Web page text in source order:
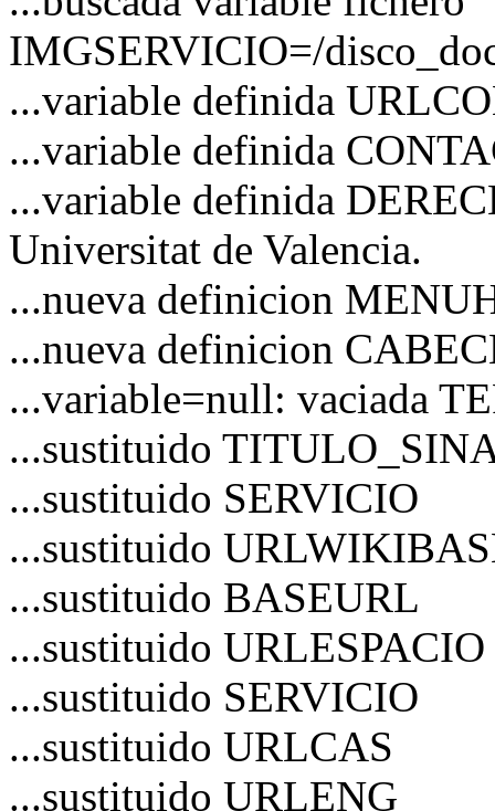
IMGSERVICIO=/
...variable definida
...variable definida
...variable definida
Universitat de Valencia.
...nueva definicion
...nueva definicion
...variable=null: vaciada
...sustituido
...sustituido SERVICIO
...sustituido
...sustituido BASEURL
...sustituido URLESPACIO
...sustituido SERVICIO
...sustituido URLCAS
...sustituido URLENG